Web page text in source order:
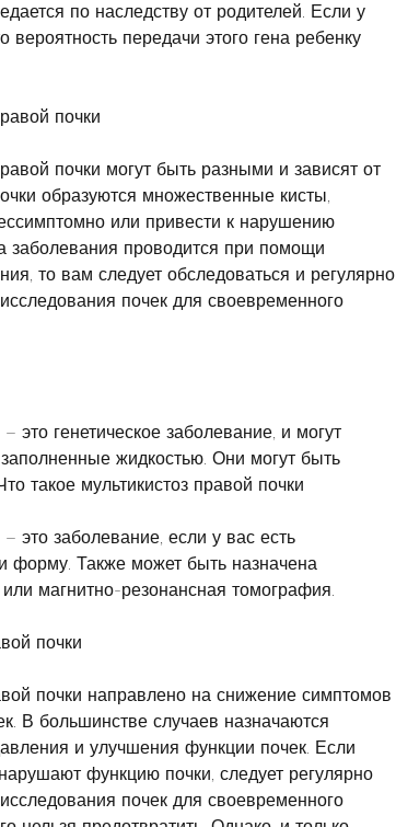
по наследству от родителей. Если у
вероятность передачи этого гена ребенку
почки
почки могут быть разными и зависят от
образуются множественные кисты,
или привести к нарушению
заболевания проводится при помощи
то вам следует обследоваться и регулярно
почек для своевременного
это генетическое заболевание, и могут
жидкостью. Они могут быть
такое мультикистоз правой почки
это заболевание, если у вас есть
форму. Также может быть назначена
магнитно-резонансная томография.
почки
почки направлено на снижение симптомов
В большинстве случаев назначаются
и улучшения функции почек. Если
функцию почки, следует регулярно
почек для своевременного